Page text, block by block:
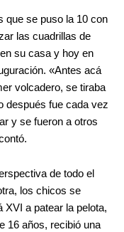
que se puso la 10 con
las cuadrillas de
su casa y hoy en
«Antes acá
volcadero, se tiraba
después fue cada vez
y se fueron a otros
de todo el
los chicos se
XVI a patear la pelota,
16 años, recibió una